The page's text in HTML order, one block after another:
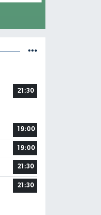
21:30
19:00
19:00
21:30
21:30